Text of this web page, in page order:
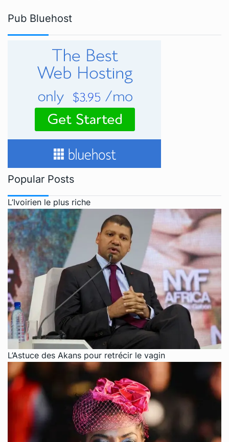
Pub Bluehost
Popular Posts
L’Ivoirien le plus riche
L’Astuce des Akans pour retrécir le vagin